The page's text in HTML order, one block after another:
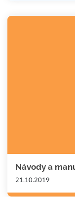
Návody a
21.10.2019